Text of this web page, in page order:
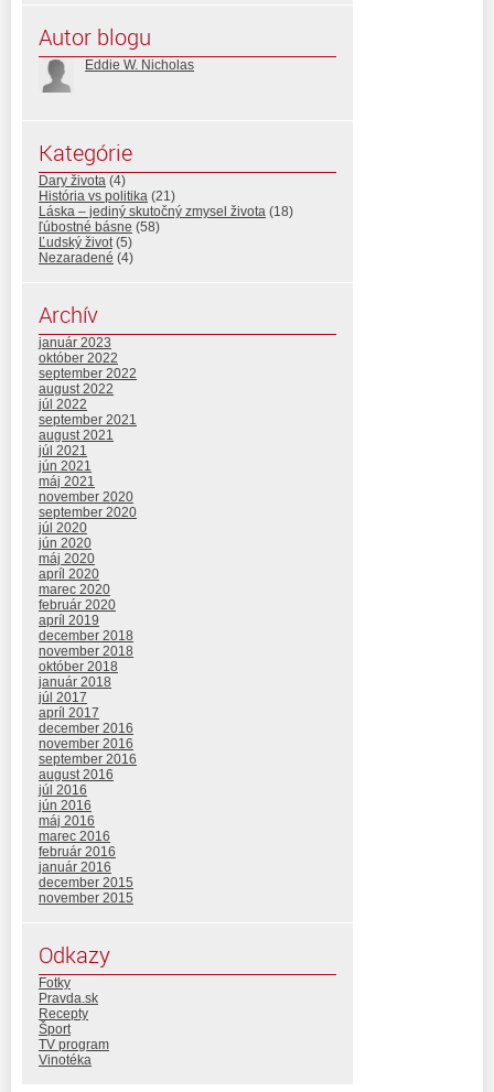
Autor blogu
Eddie W. Nicholas
Kategórie
Dary života (4)
História vs politika (21)
Láska – jediný skutočný zmysel života (18)
ľúbostné básne (58)
Ľudský život(5)
Nezaradené (4)
Archív
január 2023
október 2022
september 2022
august 2022
júl 2022
september 2021
august 2021
júl 2021
jún 2021
máj 2021
november 2020
september 2020
júl 2020
jún 2020
máj 2020
apríl 2020
marec 2020
február 2020
apríl 2019
december 2018
november 2018
október 2018
január 2018
júl 2017
apríl 2017
december 2016
november 2016
september 2016
august 2016
júl 2016
jún 2016
máj 2016
marec 2016
február 2016
január 2016
december 2015
november 2015
Odkazy
Fotky
Pravda.sk
Recepty
Šport
TV program
Vinotéka